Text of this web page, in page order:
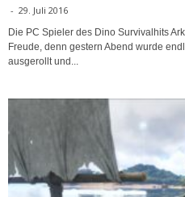
- 29. Juli 2016
Die PC Spieler des Dino Survivalhits
Freude, denn gestern Abend wurde
ausgerollt und...